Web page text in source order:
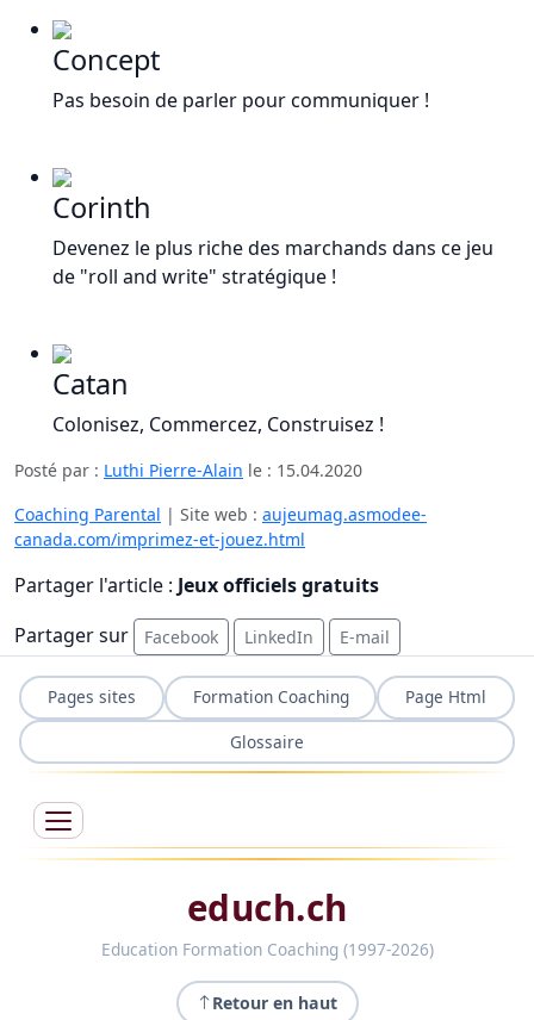
Concept
Pas besoin de parler pour communiquer !
Corinth
Devenez le plus riche des marchands dans ce jeu
de "roll and write" stratégique !
Catan
Colonisez, Commercez, Construisez !
Posté par : Luthi Pierre-Alain le : 15.04.2020
Coaching Parental | Site web : aujeumag.asmodee-
canada.com/imprimez-et-jouez.html
Partager l'article : Jeux officiels gratuits
Partager sur
Facebook LinkedIn E-mail
Pages sites Formation Coaching
Page Html
Glossaire
educh.ch
Education Formation Coaching (1997-2026)
Retour en haut